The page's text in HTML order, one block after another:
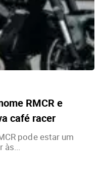
RMCR e
café racer
pode estar um
às...